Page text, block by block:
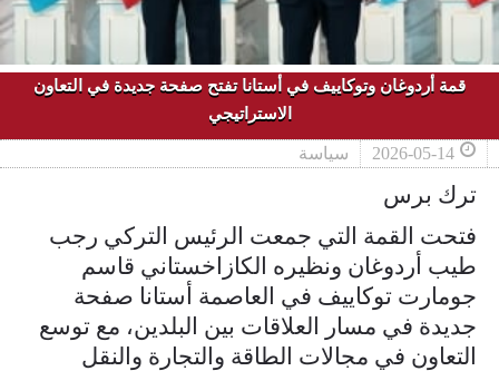
قمة أردوغان وتوكاييف في أستانا تفتح صفحة جديدة في التعاون
الاستراتيجي
2026-05-14 سياسة
ترك برس
فتحت القمة التي جمعت الرئيس التركي رجب
طيب أردوغان ونظيره الكازاخستاني قاسم
جومارت توكاييف في العاصمة أستانا صفحة
جديدة في مسار العلاقات بين البلدين، مع توسع
التعاون في مجالات الطاقة والتجارة والنقل